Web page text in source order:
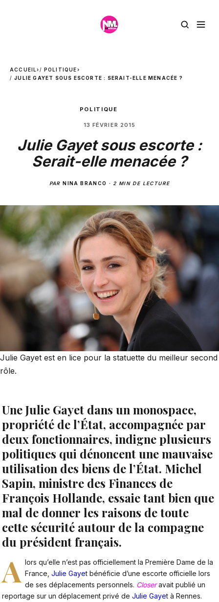
ACCUEIL› POLITIQUE›
JULIE GAYET SOUS ESCORTE : SERAIT-ELLE MENACÉE ?
POLITIQUE
13 FÉVRIER 2015
Julie Gayet sous escorte :
Serait-elle menacée ?
PARNINA BRANCO · 2 MIN DE LECTURE
Julie Gayet est en lice pour la statuette du meilleur second
rôle.
Une Julie Gayet dans un monospace,
propriété de l’État, accompagnée par
deux fonctionnaires, indigne plusieurs
politiques qui dénoncent une mauvaise
utilisation des biens de l’État. Michel
Sapin, ministre des Finances de
François Hollande, essaie tant bien que
mal de donner les raisons de toute
cette sécurité autour de la compagne
du président français.
A lors qu’elle n’est pas officiellement la Première Dame de la
France,Julie Gayet bénéficie d’une escorte officielle lors
de ses déplacements personnels. Closeravait publié un
reportage sur un déplacement privé de Julie Gayet à Rennes.